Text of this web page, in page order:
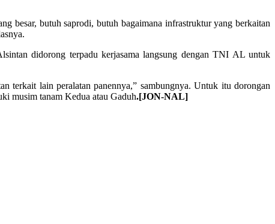
besar, butuh saprodi, butuh bagaimana infrastruktur yang berkaitan
didorong terpadu kerjasama langsung dengan TNI AL untuk
terkait lain peralatan panennya,” sambungnya. Untuk itu dorongan
musim tanam Kedua atau Gaduh.[JON-NAL]